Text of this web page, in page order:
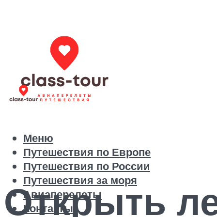
Путешествия по Европе
Путешествия по России
Путешествия за моря
Авиаперелеты
Контакты
Меню
Открыть